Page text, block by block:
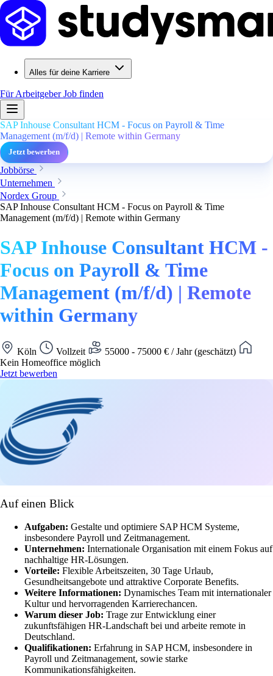
Alles für deine Karriere
Für ArbeitgeberJob finden
SAP Inhouse Consultant HCM - Focus on Payroll & Time
Management (m/f/d) | Remote within Germany
Jetzt bewerben
Jobbörse
Unternehmen
Nordex Group
SAP Inhouse Consultant HCM - Focus on Payroll & Time
Management (m/f/d) | Remote within Germany
SAP Inhouse Consultant HCM -
Focus on Payroll & Time
Management (m/f/d) | Remote
within Germany
Köln Vollzeit
55000 - 75000 € / Jahr (geschätzt)
Kein Homeoffice möglich
Jetzt bewerben
Auf einen Blick
Aufgaben: Gestalte und optimiere SAP HCM Systeme,
insbesondere Payroll und Zeitmanagement.
Unternehmen: Internationale Organisation mit einem Fokus auf
nachhaltige HR-Lösungen.
Vorteile: Flexible Arbeitszeiten, 30 Tage Urlaub,
Gesundheitsangebote und attraktive Corporate Benefits.
Weitere Informationen: Dynamisches Team mit internationaler
Kultur und hervorragenden Karrierechancen.
Warum dieser Job: Trage zur Entwicklung einer
zukunftsfähigen HR-Landschaft bei und arbeite remote in
Deutschland.
Qualifikationen: Erfahrung in SAP HCM, insbesondere in
Payroll und Zeitmanagement, sowie starke
Kommunikationsfähigkeiten.